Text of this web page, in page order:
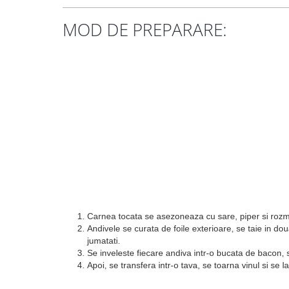
MOD DE PREPARARE:
Carnea tocata se asezoneaza cu sare, piper si
Andivele se curata de foile exterioare, se taie in
jumatati.
Se inveleste fiecare andiva intr-o bucata de
Apoi, se transfera intr-o tava, se toarna vinul si se